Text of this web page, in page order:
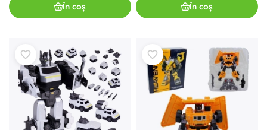
În coș În coș